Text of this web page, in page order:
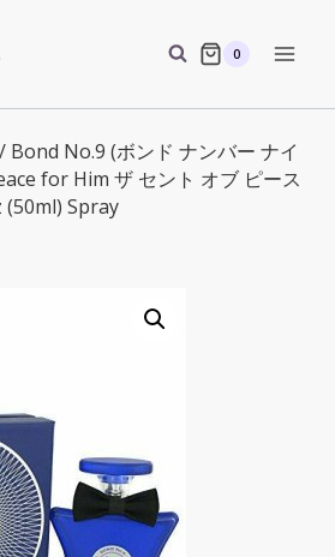
0
/ Bond No.9 (ボンド ナンバー ナイ
for Him ザ セント オブ ピース
(50ml) Spray